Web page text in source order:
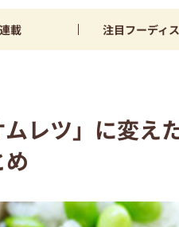
連載 注目フーディ
レツ」に変え